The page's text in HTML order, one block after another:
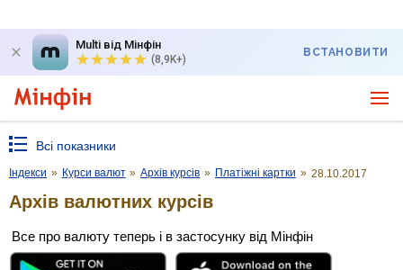
Multi від Мінфін
(8,9K+)
ВСТАНОВИТИ
Всі показники
Індекси » Курси валют » Архів курсів » Платіжні картки » 28.10.2017
Архів валютних курсів
Все про валюту теперь і в застосунку від Мінфін